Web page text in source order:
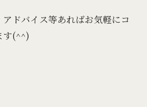
ドバイス等あればお気軽にコ
す(^^)